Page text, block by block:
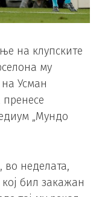
на клупските
му
Усман
„Мундо
во неделата,
бил закажан